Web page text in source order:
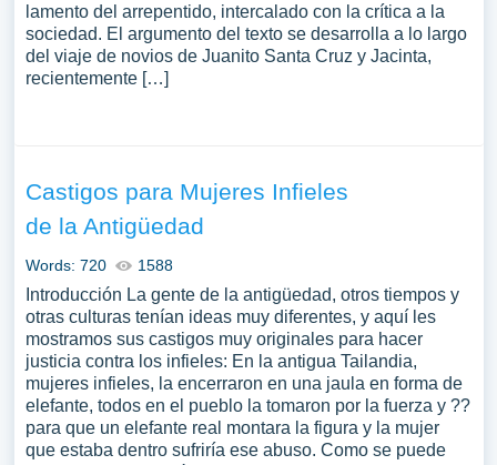
lamento del arrepentido, intercalado con la crítica a la
sociedad. El argumento del texto se desarrolla a lo largo
del viaje de novios de Juanito Santa Cruz y Jacinta,
recientemente […]
Castigos para Mujeres Infieles
de la Antigüedad
Words: 720 1588
Introducción La gente de la antigüedad, otros tiempos y
otras culturas tenían ideas muy diferentes, y aquí les
mostramos sus castigos muy originales para hacer
justicia contra los infieles: En la antigua Tailandia,
mujeres infieles, la encerraron en una jaula en forma de
elefante, todos en el pueblo la tomaron por la fuerza y ??
para que un elefante real montara la figura y la mujer
que estaba dentro sufriría ese abuso. Como se puede